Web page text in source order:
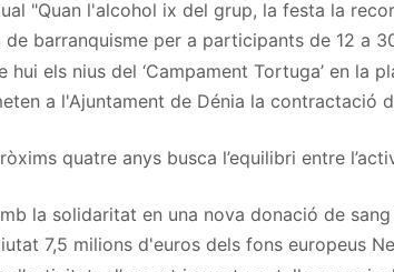
"Quan l'alcohol ix del grup, la festa la
barranquisme per a participants de 12 a
els nius del ‘Campament Tortuga’ en la
a l'Ajuntament de Dénia la contractació
quatre anys busca l’equilibri entre
la solidaritat en una nova donació de
7,5 milions d'euros dels fons europeus